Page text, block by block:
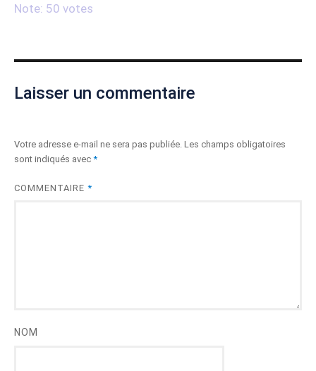
Note: 50 votes
Laisser un commentaire
Votre adresse e-mail ne sera pas publiée. Les champs obligatoires
sont indiqués avec *
COMMENTAIRE *
NOM